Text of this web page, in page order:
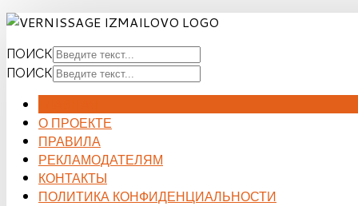
ПОИСК
ПОИСК
О ПРОЕКТЕ
ПРАВИЛА
РЕКЛАМОДАТЕЛЯМ
КОНТАКТЫ
ПОЛИТИКА КОНФИДЕНЦИАЛЬНОСТИ